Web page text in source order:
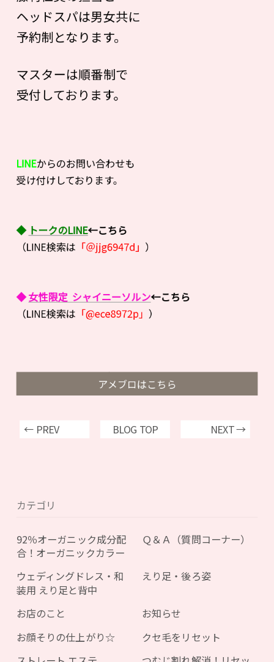
ヘッドスパは男女共に
予約制となります。
マスターは順番制で
受付しております。
LINEからのお問い合わせも
受け付けしております。
◆ トークのLINE←こちら
（LINE検索は 「＠jjg6947d」 ）
◆女性限定 シャイニーソルン←こちら
（LINE検索は 「@ece8972p」）
アメブロはこちら
← PREV BLOG TOP NEXT →
カテゴリ
92％オーガニック成分配
合！オーガニックカラー
Ｑ＆Ａ（質問コーナー）
ウェディングドレス・和
装用 えり足と背中
えり足・後ろ姿
お店のこと
お知らせ
お顔そりの仕上がり☆
クセ毛をリセット